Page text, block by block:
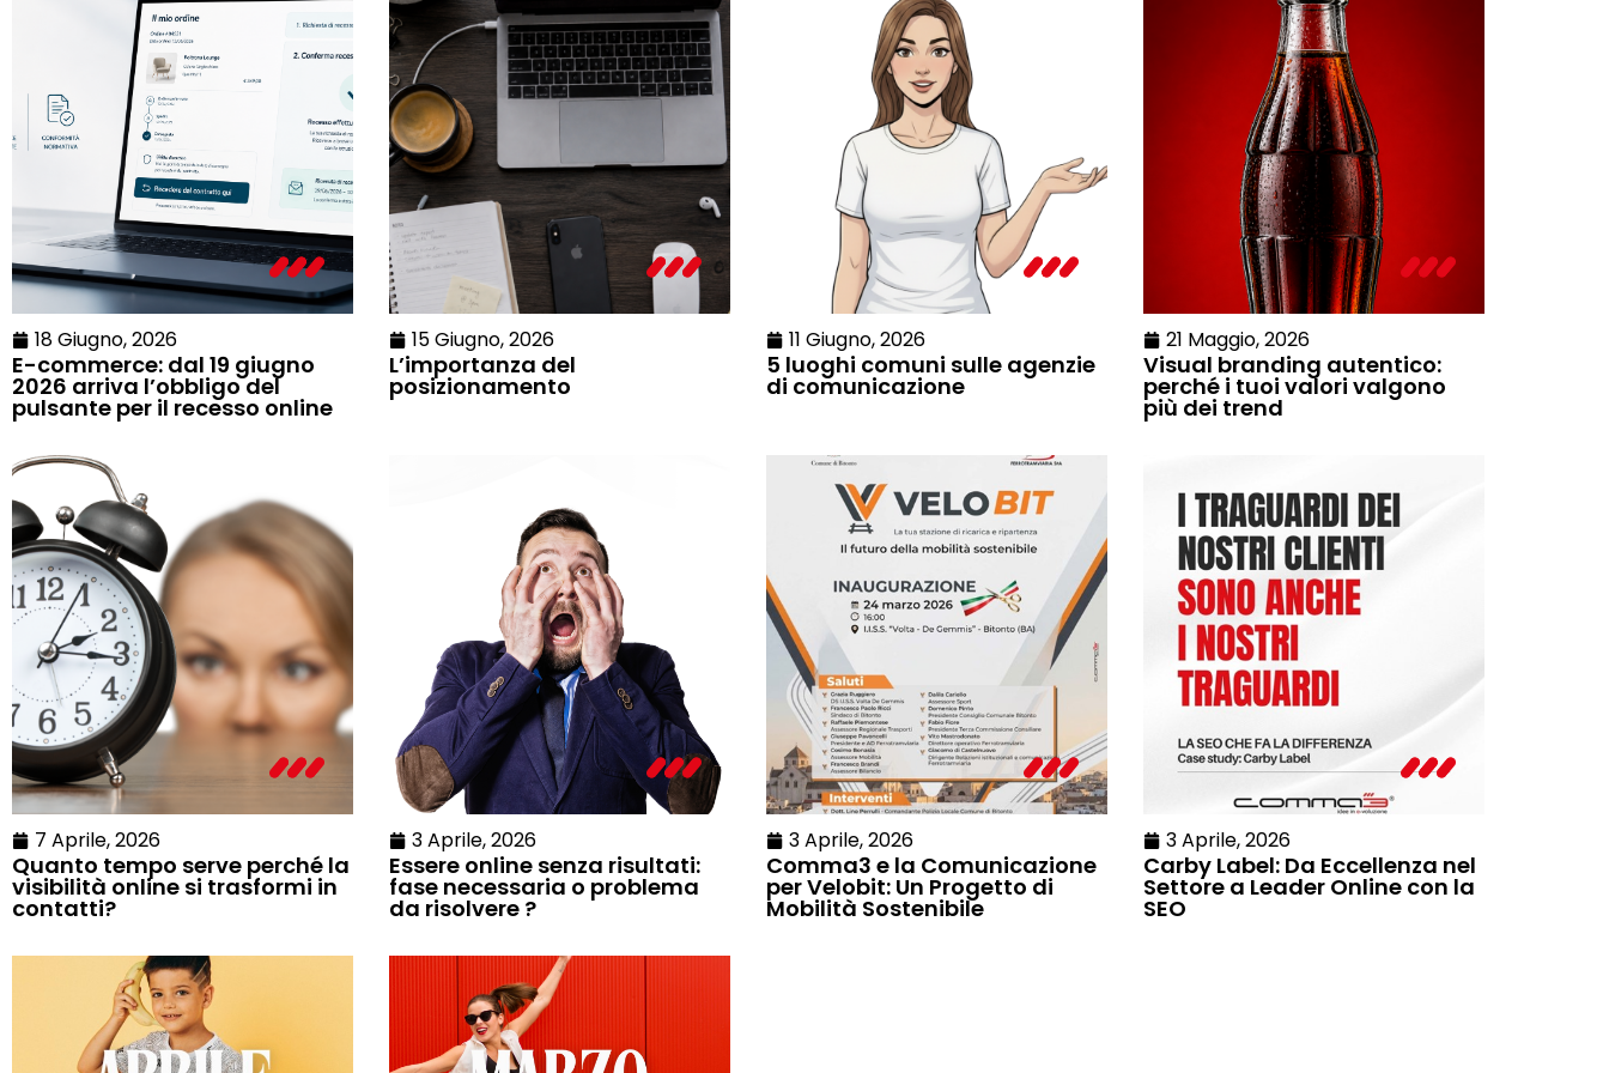
18 Giugno, 2026
E-commerce: dal 19 giugno
2026 arriva l’obbligo del
pulsante per il recesso online
15 Giugno, 2026
L’importanza del
posizionamento
11 Giugno, 2026
5 luoghi comuni sulle agenzie
di comunicazione
21 Maggio, 2026
Visual branding autentico:
perché i tuoi valori valgono
più dei trend
7 Aprile, 2026
Quanto tempo serve perché la
visibilità online si trasformi in
contatti?
3 Aprile, 2026
Essere online senza risultati:
fase necessaria o problema
da risolvere ?
3 Aprile, 2026
Comma3 e la Comunicazione
per Velobit: Un Progetto di
Mobilità Sostenibile
3 Aprile, 2026
Carby Label: Da Eccellenza nel
Settore a Leader Online con la
SEO